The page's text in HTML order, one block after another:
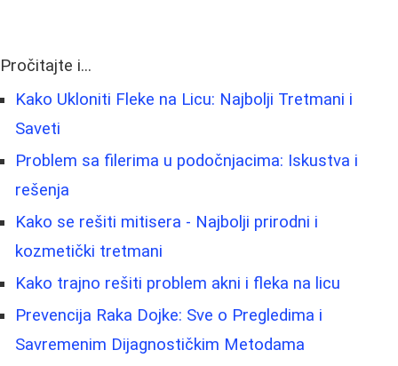
Pročitajte i...
Kako Ukloniti Fleke na Licu: Najbolji Tretmani i
Saveti
Problem sa filerima u podočnjacima: Iskustva i
rešenja
Kako se rešiti mitisera - Najbolji prirodni i
kozmetički tretmani
Kako trajno rešiti problem akni i fleka na licu
Prevencija Raka Dojke: Sve o Pregledima i
Savremenim Dijagnostičkim Metodama